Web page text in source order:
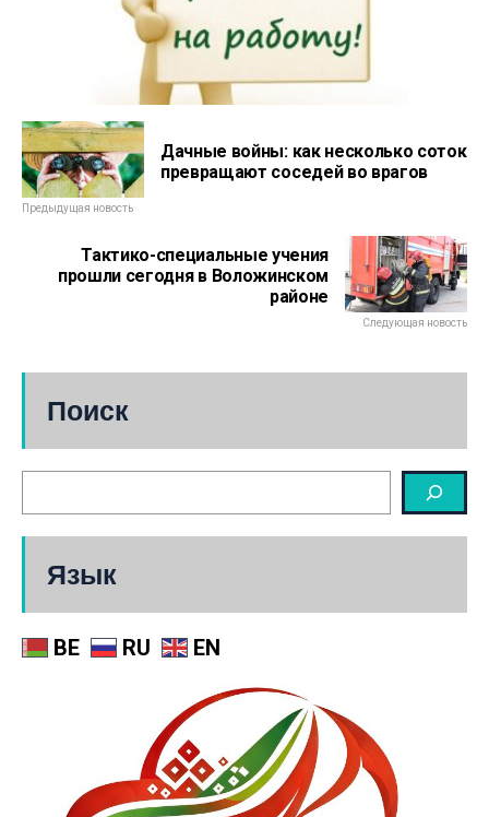
Дачные войны: как несколько соток
превращают соседей во врагов
Предыдущая новость
Тактико-специальные учения
прошли сегодня в Воложинском
районе
Следующая новость
Поиск
Язык
BE RU EN